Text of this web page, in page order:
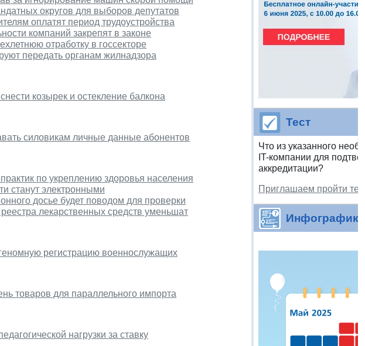
округов для выборов депутатов
оплатят период трудоустройства
компаний закрепят в законе
отработку в госсекторе
передать органам жилнадзора
козырек и остекление балкона
силовикам личные данные абонентов
по укреплению здоровья населения
станут электронными
досье будет поводом для проверки
лекарственных средств уменьшат
регистрацию военнослужащих
товаров для параллельного импорта
нагрузки за ставку
Тест
Что из указанного
IT-компании для
аккредитации?
Приглашаем пройти
Инфографика